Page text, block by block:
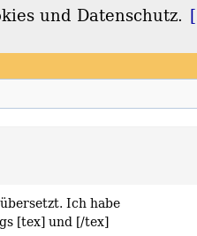
Ich habe
[t​ex] und [/t​ex]
und Datenschutz.